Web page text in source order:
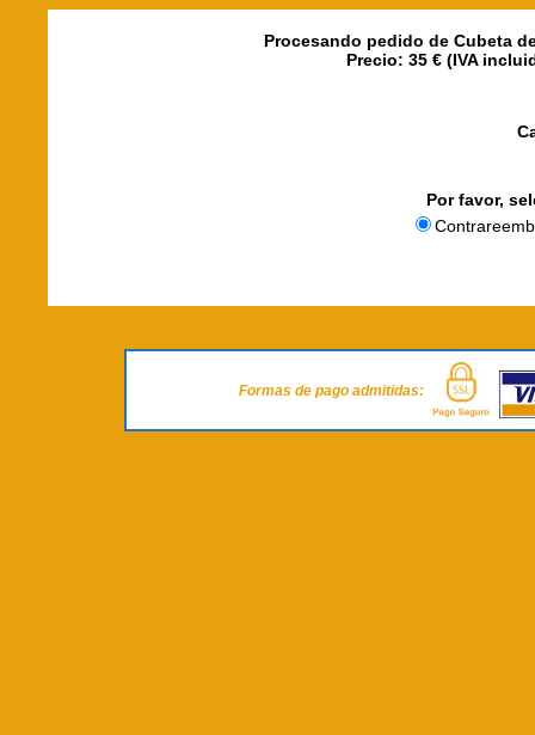
Procesando pedido de Cubeta
Precio: 35 € (IVA
Por favor,
Formas de pago admitidas: